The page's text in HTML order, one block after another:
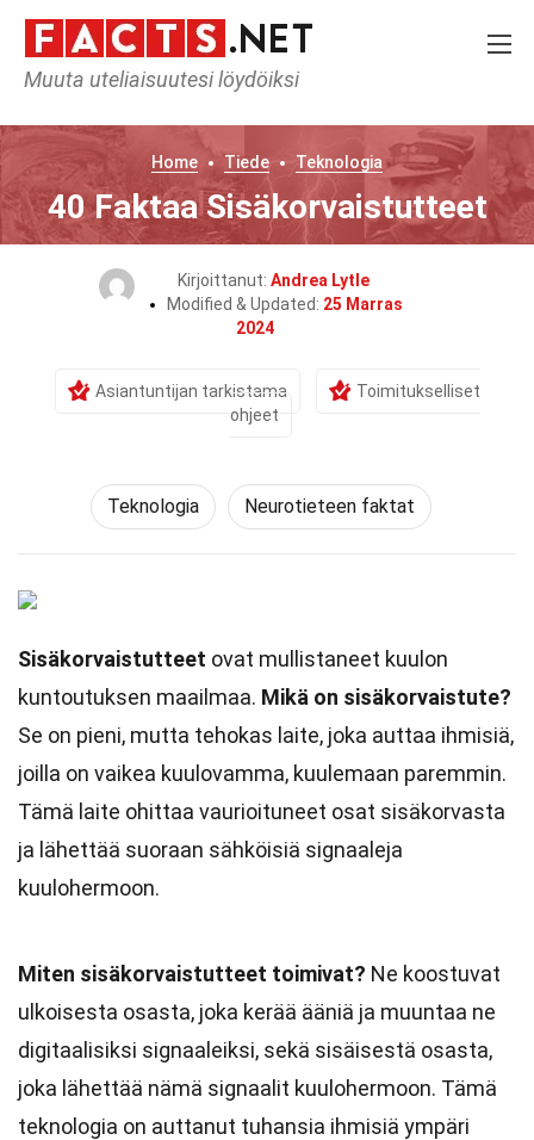
Muuta uteliaisuutesi löydöiksi
Home Tiede Teknologia
40 Faktaa Sisäkorvaistutteet
Kirjoittanut: Andrea Lytle
Modified & Updated: 25 Marras
2024
Asiantuntijan tarkistama
Toimitukselliset
ohjeet
Teknologia Neurotieteen faktat
Sisäkorvaistutteet ovat mullistaneet kuulon
kuntoutuksen maailmaa. Mikä on sisäkorvaistute?
Se on pieni, mutta tehokas laite, joka auttaa ihmisiä,
joilla on vaikea kuulovamma, kuulemaan paremmin.
Tämä laite ohittaa vaurioituneet osat sisäkorvasta
ja lähettää suoraan sähköisiä signaaleja
kuulohermoon.
Miten sisäkorvaistutteet toimivat? Ne koostuvat
ulkoisesta osasta, joka kerää ääniä ja muuntaa ne
digitaalisiksi signaaleiksi, sekä sisäisestä osasta,
joka lähettää nämä signaalit kuulohermoon. Tämä
teknologia on auttanut tuhansia ihmisiä ympäri